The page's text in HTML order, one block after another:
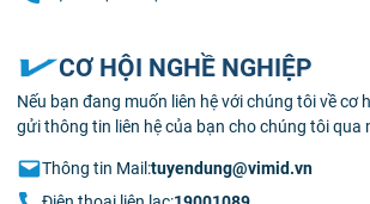
CƠ HỘI NGHỀ NGHIỆP
Nếu bạn đang muốn liên hệ với chúng tôi về cơ
gửi thông tin liên hệ của bạn cho chúng tôi qua
Thông tin Mail:tuyendung@vimid.vn